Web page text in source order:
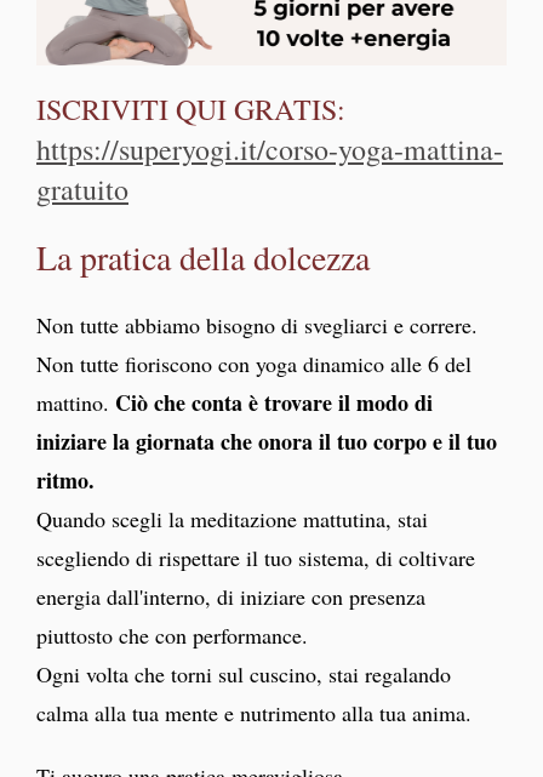
ISCRIVITI QUI GRATIS:
https://superyogi.it/corso-yoga-mattina-
gratuito
La pratica della dolcezza
Non tutte abbiamo bisogno di svegliarci e correre.
Non tutte fioriscono con yoga dinamico alle 6 del
mattino. Ciò che conta è trovare il modo di
iniziare la giornata che onora il tuo corpo e il tuo
ritmo.
Quando scegli la meditazione mattutina, stai
scegliendo di rispettare il tuo sistema, di coltivare
energia dall'interno, di iniziare con presenza
piuttosto che con performance.
Ogni volta che torni sul cuscino, stai regalando
calma alla tua mente e nutrimento alla tua anima.